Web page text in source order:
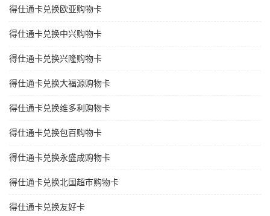
得仕通卡兑换欧亚购物卡
得仕通卡兑换中兴购物卡
得仕通卡兑换兴隆购物卡
得仕通卡兑换大福源购物卡
得仕通卡兑换维多利购物卡
得仕通卡兑换包百购物卡
得仕通卡兑换永盛成购物卡
得仕通卡兑换北国超市购物卡
得仕通卡兑换友好卡